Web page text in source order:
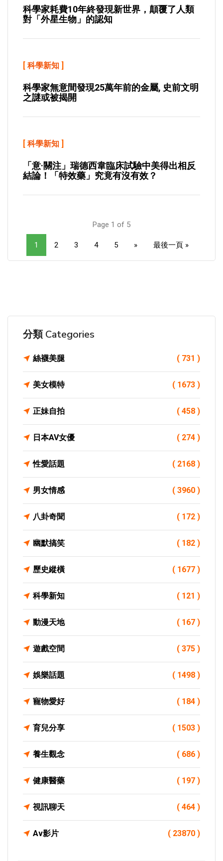
科學家耗費10年終發現新世界，顛覆了人類
對「外星生物」的認知
[ 科學新知 ]
科學家無意間發現25萬年前的金屬, 史前文明
之謎或被揭開
[ 科學新知 ]
「意·關注」瑞德西韋臨床試驗中美得出相反
結論！「特效藥」究竟有沒有效？
Page 1 of 5
1 2 3 4 5 » 最後一頁 »
分類 Categories
絲襪美腿 ( 731 )
美女模特 ( 1673 )
正妹自拍 ( 458 )
日本AV女優 ( 274 )
性愛話題 ( 2168 )
男女情感 ( 3960 )
八卦奇聞 ( 172 )
幽默搞笑 ( 182 )
歷史縱橫 ( 1677 )
科學新知 ( 121 )
動漫天地 ( 167 )
遊戲空間 ( 375 )
娛樂話題 ( 1498 )
寵物愛好 ( 184 )
育兒分享 ( 1503 )
養生觀念 ( 686 )
健康醫藥 ( 197 )
視訊聊天 ( 464 )
Av影片 ( 23870 )